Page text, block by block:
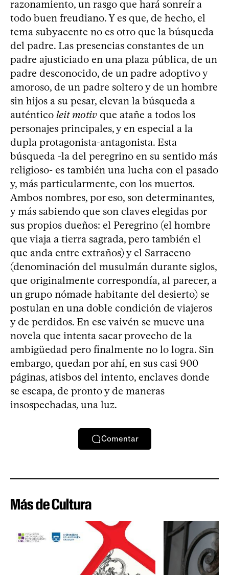
razonamiento, un rasgo que hará sonreír a
todo buen freudiano. Y es que, de hecho, el
tema subyacente no es otro que la búsqueda
del padre. Las presencias constantes de un
padre ajusticiado en una plaza pública, de un
padre desconocido, de un padre adoptivo y
amoroso, de un padre soltero y de un hombre
sin hijos a su pesar, elevan la búsqueda a
auténtico leit motiv que atañe a todos los
personajes principales, y en especial a la
dupla protagonista-antagonista. Esta
búsqueda -la del peregrino en su sentido más
religioso- es también una lucha con el pasado
y, más particularmente, con los muertos.
Ambos nombres, por eso, son determinantes,
y más sabiendo que son claves elegidas por
sus propios dueños: el Peregrino (el hombre
que viaja a tierra sagrada, pero también el
que anda entre extraños) y el Sarraceno
(denominación del musulmán durante siglos,
que originalmente correspondía, al parecer, a
un grupo nómade habitante del desierto) se
postulan en una doble condición de viajeros
y de perdidos. En ese vaivén se mueve una
novela que intenta sacar provecho de la
ambigüedad pero finalmente no lo logra. Sin
embargo, quedan por ahí, en sus casi 900
páginas, atisbos del intento, enclaves donde
se escapa, de pronto y de maneras
insospechadas, una luz.
Comentar
Más de Cultura